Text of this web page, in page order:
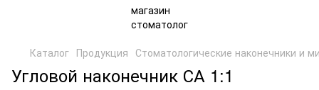
Каталог Продукция Стоматологические наконечники и
Угловой наконечник СА 1:1